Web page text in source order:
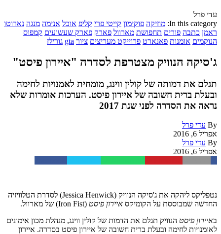
עדי פרל
In this category: מוזיקה פוקימון קייטי פרי קליפ אוכל אנימה מנגה נארוטו
ראמן כתבה פורים תחפושת מארוול פארק פארק שעשועים קמפוס
הנוקמים אומנות פאנארט פרוייקט מעריצים ציור gta גורילז
ג'סיקה הנוויק מצטרפת לסדרה "איירון פיסט"
תגלם את דמותה של קולין ווינג, מומחית לאמנויות לחימה
ובעלת ברית חשובה של איירון פיסט. הערכות אומרות שלא
נראה את הסדרה לפני שנת 2017
By עדי פרל
אפריל 6, 2016
By עדי פרל
אפריל 6, 2016
נטפליקס ליהקה את ג'סיקה הנוויק (Jessica Henwick) לסדרת הטלוויזיה
החדשה שמבוססת על הקומיקס איירון פיסט (Iron Fist) של מארוול.
באיירון פיסט הנוויק תגלם את הדמות של קולין ווינג, מנהלת מכון אימונים
לאומנויות לחימה ובעלת ברית חשובה של איירון פיסט בסדרה. איירון